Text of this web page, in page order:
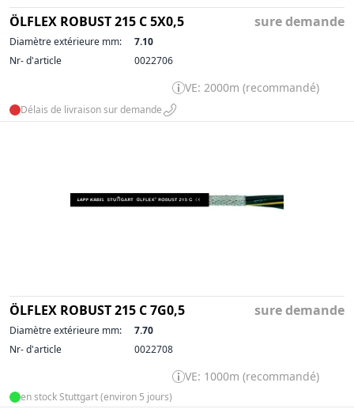
ÖLFLEX ROBUST 215 C 5X0,5 sure demande
Diamètre extérieure mm:
7.10
Nr- d'article
0022706
VE: 2000m (recommandé)
Délais de livraison sur demande
ÖLFLEX ROBUST 215 C 7G0,5 sure demande
Diamètre extérieure mm:
7.70
Nr- d'article
0022708
VE: 1000m (recommandé)
en stock Stuttgart (environ 5 jours)